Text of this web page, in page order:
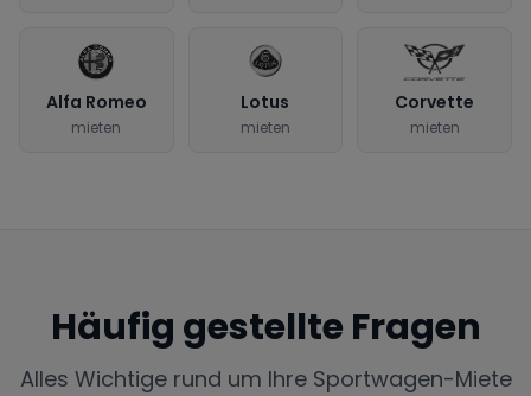
Alfa Romeo
mieten
Lotus
mieten
Corvette
mieten
Häufig gestellte Fragen
Alles Wichtige rund um Ihre Sportwagen-Miete